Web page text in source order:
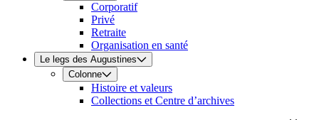
Corporatif
Privé
Retraite
Organisation en santé
Le legs des Augustines
Colonne
Histoire et valeurs
Collections et Centre d’archives